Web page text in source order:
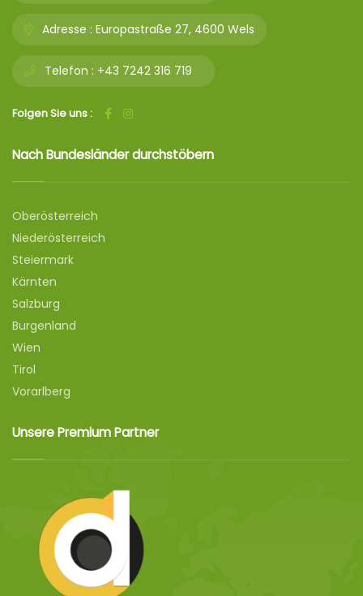
Adresse : Europastraße 27, 4600 Wels
Telefon : +43 7242 316 719
Folgen Sie uns :
Nach Bundesländer durchstöbern
Oberösterreich
Niederösterreich
Steiermark
Kärnten
Salzburg
Burgenland
Wien
Tirol
Vorarlberg
Unsere Premium Partner